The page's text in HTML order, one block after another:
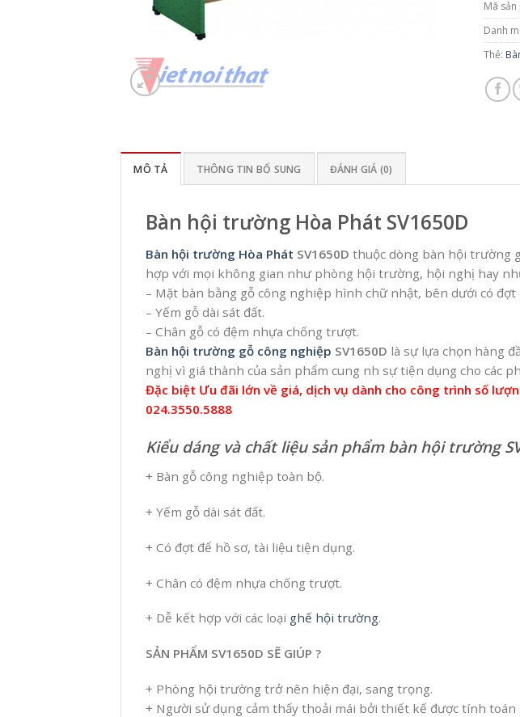
Mã sản
Danh
Thẻ:
MÔ TẢ THÔNG TIN BỔ SUNG ĐÁNH GIÁ (0)
Bàn hội trường Hòa Phát SV1650D
Bàn hội trường Hòa Phát SV1650D thuộc dòng bàn hội trường
hợp với mọi không gian như phòng hội trường, hội nghị hay
– Mặt bàn bằng gỗ công nghiệp hình chữ nhật, bên dưới có
– Yếm gỗ dài sát đất.
– Chân gỗ có đệm nhựa chống trượt.
Bàn hội trường gỗ công nghiệp SV1650D là sự lựa chọn hàng
nghị vì giá thành của sản phẩm cung nh sự tiện dụng cho các
Đặc biệt Ưu đãi lớn về giá, dịch vụ dành cho công trình số
024.3550.5888
Kiểu dáng và chất liệu sản phẩm bàn hội trường
+ Bàn gỗ công nghiệp toàn bộ.
+ Yếm gỗ dài sát đất.
+ Có đợt để hồ sơ, tài liệu tiện dụng.
+ Chân có đệm nhựa chống trượt.
+ Dễ kết hợp với các loại ghế hội trường.
SẢN PHẨM SV1650D SẼ GIÚP ?
+ Phòng hội trường trở nên hiện đại, sang trọng.
+ Người sử dụng cảm thấy thoải mái bởi thiết kế được tính toán